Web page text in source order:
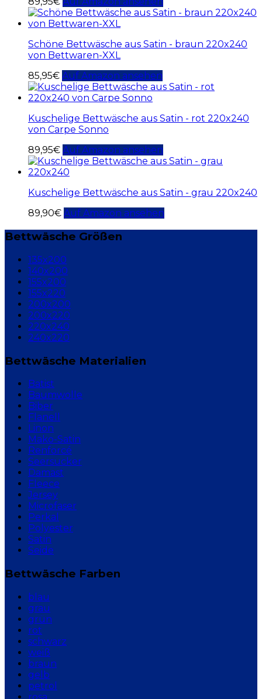
Schöne Bettwäsche aus Satin - braun 220x240
von Bettwaren-XXL
85,95€ Auf Amazon ansehen
Kuschelige Bettwäsche aus Satin - rot 220x240
von Carpe Sonno
89,95€ Auf Amazon ansehen
Kuschelige Bettwäsche aus Satin - grau 220x240
89,90€ Auf Amazon ansehen
Bettwäsche Größen
135x200
140x200
155x200
155x220
200x200
200x220
220x240
240x220
Bettwäsche Materialien
Batist
Baumwolle
Biber
Flanell
Linon
Mako-Satin
Renforcé
Seersucker
Damast
Fleece
Jersey
Microfaser
Perkal
Polyester
Satin
Seide
Bettwäsche Farben
blau
grau
grün
rot
schwarz
weiß
braun
gelb
petrol